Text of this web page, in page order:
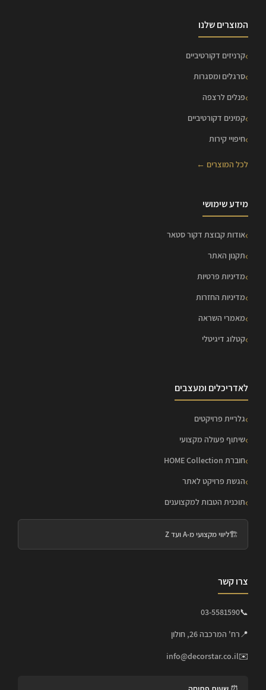
המוצרים שלנו
קרניזים דקורטיביים
סרגלים ומסגרות
פנלים לרצפה
קמינים דקורטיביים
חיפויי קירות
לכל המוצרים ←
מידע שימושי
אודות קבוצת דקור סטאר
תקנון האתר
מדיניות פרטיות
מדיניות החזרות
מאמרי השראה
קטלוג דיגיטלי
לאדריכלים ומעצבים
גלריית פרויקטים
שיתוף פעולה מקצועי
חוברת HOME Collection
הגשת פרויקט לאתר
תוכנית הטבות למקצוענים
🏗️ליווי מקצועי מ-A ועד Z
צרו קשר
📞
03-5581590
📍רח' המרכבה 26, חולון
✉️
info@decorstar.co.il